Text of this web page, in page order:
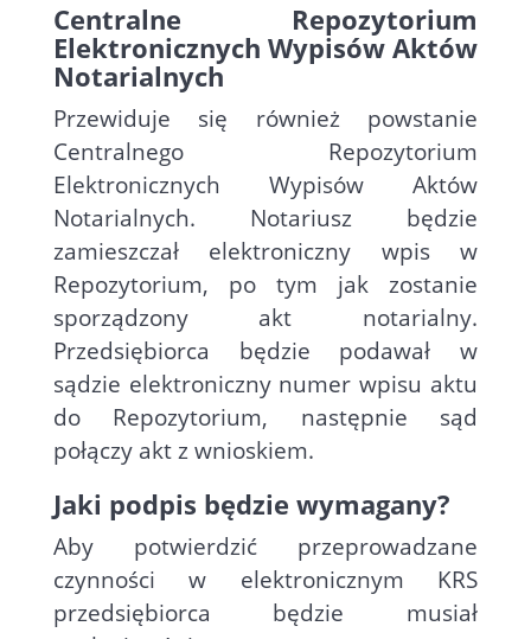
Centralne Repozytorium
Elektronicznych Wypisów Aktów
Notarialnych
Przewiduje się również powstanie
Centralnego Repozytorium
Elektronicznych Wypisów Aktów
Notarialnych. Notariusz będzie
zamieszczał elektroniczny wpis w
Repozytorium, po tym jak zostanie
sporządzony akt notarialny.
Przedsiębiorca będzie podawał w
sądzie elektroniczny numer wpisu aktu
do Repozytorium, następnie sąd
połączy akt z wnioskiem.
Jaki podpis będzie wymagany?
Aby potwierdzić przeprowadzane
czynności w elektronicznym KRS
przedsiębiorca będzie musiał